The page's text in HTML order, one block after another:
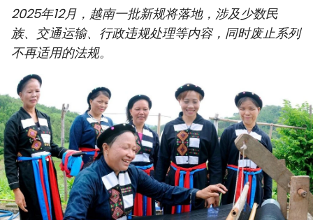
经济
社会
文化
体育
国际
旅游
2025年12月，越南一批新规将落地，涉及少数民
族、交通运输、行政违规处理等内容，同时废止系列
不再适用的法规。